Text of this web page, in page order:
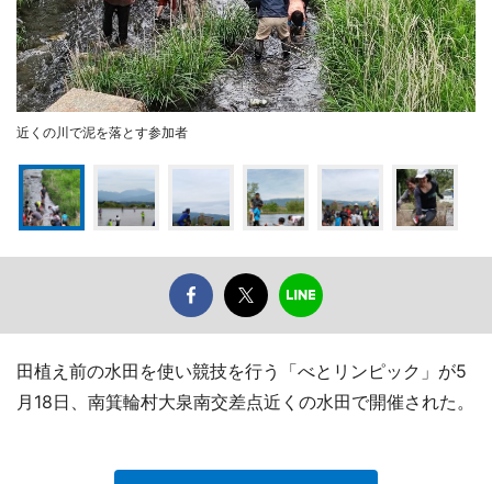
近くの川で泥を落とす参加者
田植え前の水田を使い競技を行う「べとリンピック」が5
月18日、南箕輪村大泉南交差点近くの水田で開催された。